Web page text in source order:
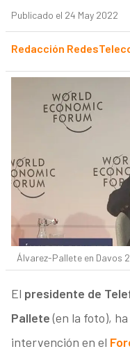
Publicado el 24 May 2022
Redacción
Álvarez-Pallete en Davos
El presidente de
Pallete(en la foto),
intervención en el